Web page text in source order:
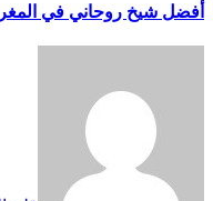
أفضل شيخ روحاني في